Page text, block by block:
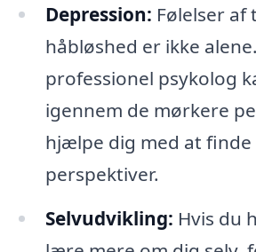
Depression: Følelser
håbløshed er ikke
professionel psykolog
igennem de mørkere
hjælpe dig med at finde
perspektiver.
Selvudvikling: Hvis du